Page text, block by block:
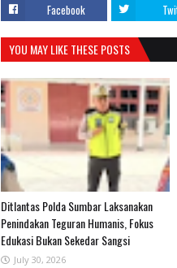
Facebook
YOU MAY LIKE THESE POSTS
Ditlantas Polda Sumbar Laksanakan
Penindakan Teguran Humanis, Fokus
Edukasi Bukan Sekedar Sangsi
July 30, 2026